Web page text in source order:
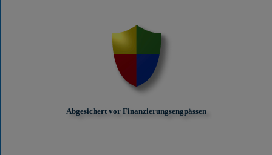
Abgesichert vor Finanzierungs­engpässen